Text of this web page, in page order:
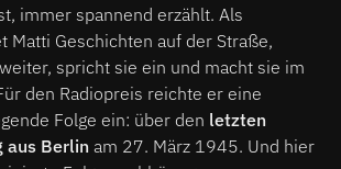
immer spannend erzählt. Als
Matti Geschichten auf der Straße,
spricht sie ein und macht sie im
den Radiopreis reichte er eine
Folge ein: über den letzten
aus Berlin am 27. März 1945. Und hier